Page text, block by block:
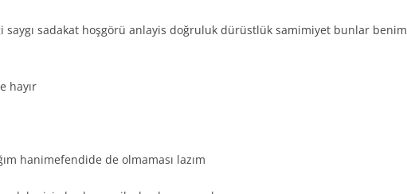
saygı sadakat hoşgörü anlayis doğruluk dürüstlük samimiyet bunlar benim
hayır
hanimefendide de olmaması lazım